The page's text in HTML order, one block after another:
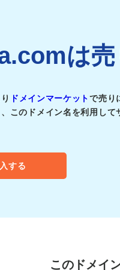
は
ドメインマーケットで売り
このドメイン名を利用し
する
このドメイ